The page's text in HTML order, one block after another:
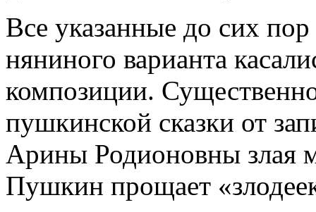
Все указанные до сих
няниного варианта
композиции.
пушкинской сказки от
Арины Родионовны злая
Пушкин прощает